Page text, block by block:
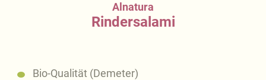
Alnatura
Rindersalami
Bio-Qualität (Demeter)